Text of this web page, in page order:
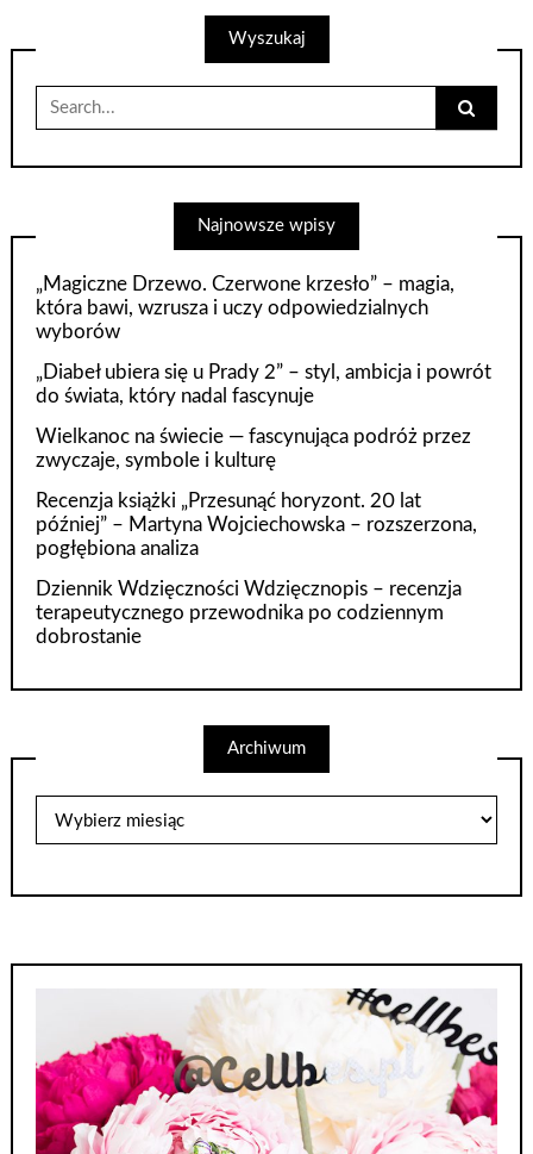
Wyszukaj
for:
Najnowsze wpisy
„Magiczne Drzewo. Czerwone krzesło” – magia,
która bawi, wzrusza i uczy odpowiedzialnych
wyborów
„Diabeł ubiera się u Prady 2” – styl, ambicja i powrót
do świata, który nadal fascynuje
Wielkanoc na świecie — fascynująca podróż przez
zwyczaje, symbole i kulturę
Recenzja książki „Przesunąć horyzont. 20 lat
później” – Martyna Wojciechowska – rozszerzona,
pogłębiona analiza
Dziennik Wdzięczności Wdzięcznopis – recenzja
terapeutycznego przewodnika po codziennym
dobrostanie
Archiwum